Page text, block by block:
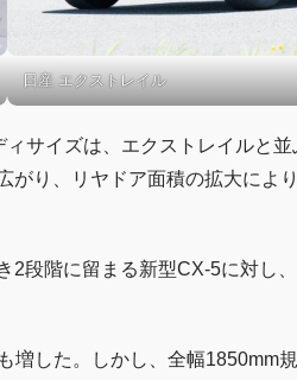
日産 エクストレイル
サイズは、エクストレイルと
り、リヤドア面積の拡大によ
2段階に留まる新型CX-5に対し
した。しかし、全幅1850mm